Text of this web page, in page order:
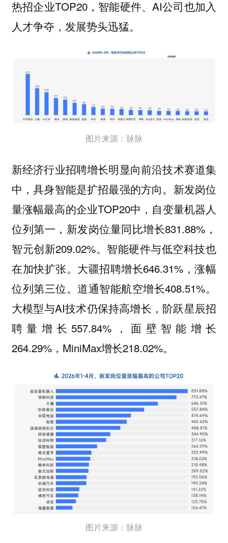
热招企业TOP20，智能硬件、AI公司也加⼊
⼈才争夺，发展势头迅猛。
图片来源：脉脉
新经济⾏业招聘增⻓明显向前沿技术赛道集
中，具⾝智能是扩招最强的⽅向。新发岗位
量涨幅最⾼的企业TOP20中，⾃变量机器⼈
位列第⼀，新发岗位量同⽐增⻓831.88%，
智元创新209.02%。智能硬件与低空科技也
在加快扩张。⼤疆招聘增⻓646.31%，涨幅
位列第三位。道通智能航空增⻓408.51%。
⼤模型与AI技术仍保持⾼增⻓，阶跃星⾠招
聘量增⻓557.84%，⾯壁智能增⻓
264.29%，MiniMax增⻓218.02%。
图片来源：脉脉